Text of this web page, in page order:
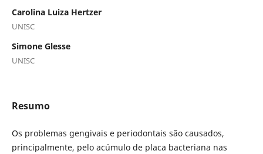
Carolina Luiza Hertzer
UNISC
Simone Glesse
UNISC
Resumo
Os problemas gengivais e periodontais são causados,
principalmente, pelo acúmulo de placa bacteriana nas